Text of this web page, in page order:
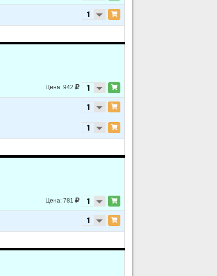
Цена: 942
Цена: 781